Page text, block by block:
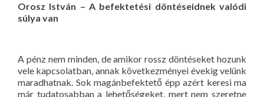
Orosz István – A befektetési döntéseidnek valódi
súlya van
A pénz nem minden, de amikor rossz döntéseket hozunk
vele kapcsolatban, annak következményei évekig velünk
maradhatnak. Sok magánbefektető épp azért keresi ma
már tudatosabban a lehetőségeket, mert nem szeretne